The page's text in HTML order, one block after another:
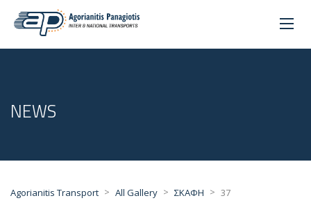
NEWS
Agorianitis Transport > All Gallery > ΣΚΑΦΗ > 37